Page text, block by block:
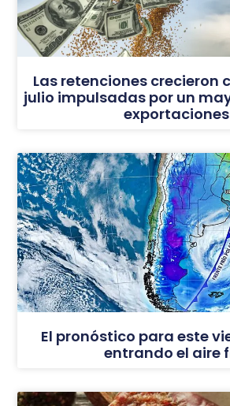
Las retenciones crecieron
julio impulsadas por un
exportaciones
El pronóstico para este
entrando el aire